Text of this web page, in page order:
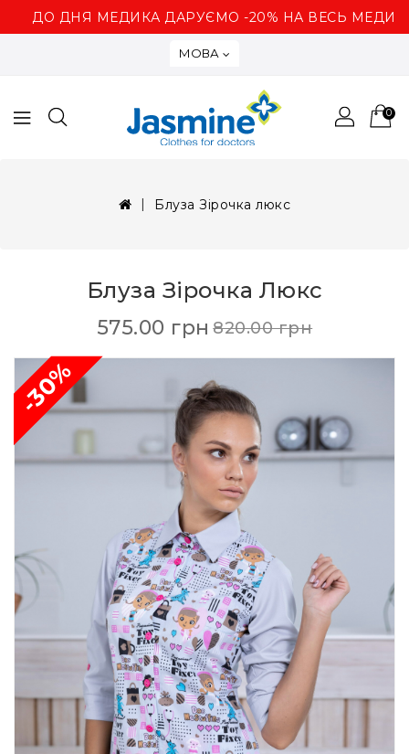
ДО ДНЯ МЕДИКА ДАРУЄМО -20% НА ВЕСЬ
МОВА
0
Блуза Зірочка люкс
Блуза Зірочка Люкс
575.00 грн 820.00 грн
-30%